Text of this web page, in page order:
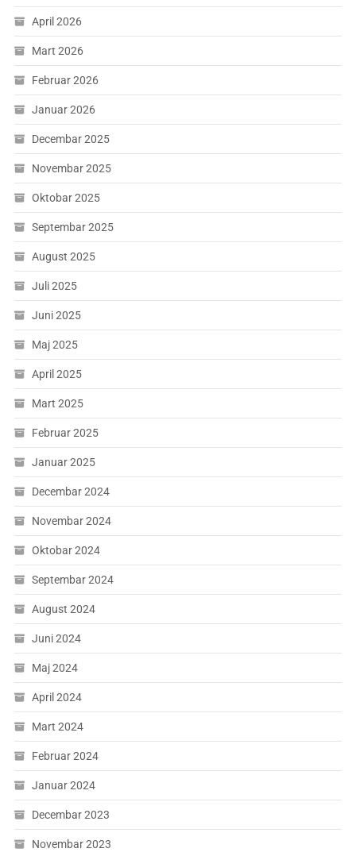
April 2026
Mart 2026
Februar 2026
Januar 2026
Decembar 2025
Novembar 2025
Oktobar 2025
Septembar 2025
August 2025
Juli 2025
Juni 2025
Maj 2025
April 2025
Mart 2025
Februar 2025
Januar 2025
Decembar 2024
Novembar 2024
Oktobar 2024
Septembar 2024
August 2024
Juni 2024
Maj 2024
April 2024
Mart 2024
Februar 2024
Januar 2024
Decembar 2023
Novembar 2023